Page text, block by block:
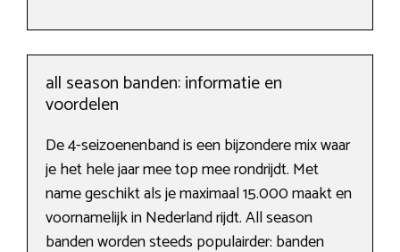
all season banden: informatie en
voordelen
De 4-seizoenenband is een bijzondere mix waar
je het hele jaar mee top mee rondrijdt. Met
name geschikt als je maximaal 15.000 maakt en
voornamelijk in Nederland rijdt. All season
banden worden steeds populairder: banden